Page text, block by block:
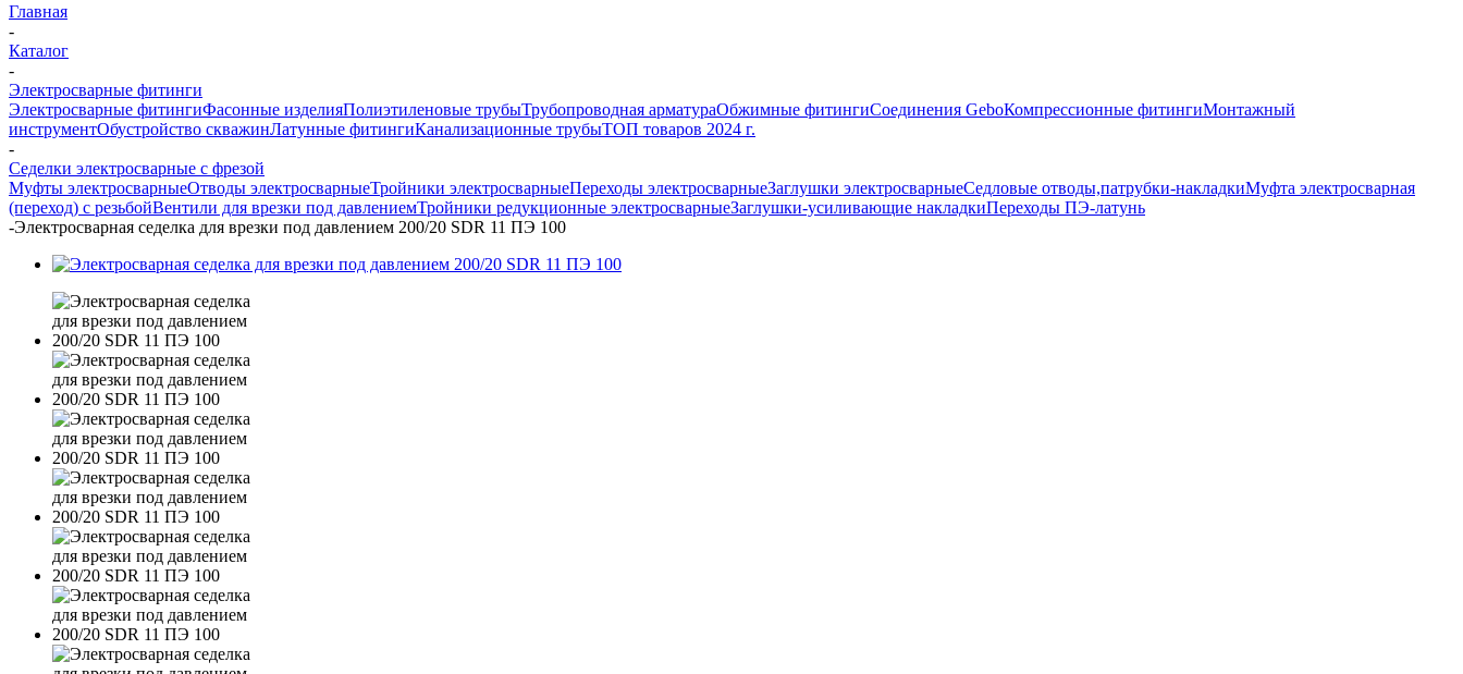
Главная
-
Каталог
-
Электросварные фитинги
Электросварные фитингиФасонные изделияПолиэтиленовые трубыТрубопроводная арматураОбжимные фитингиСоединения GeboКомпрессионные фитингиМонтажный
инструментОбустройство скважинЛатунные фитингиКанализационные трубыТОП товаров 2024 г.
-
Седелки электросварные с фрезой
Муфты электросварныеОтводы электросварныеТройники электросварныеПереходы электросварныеЗаглушки электросварныеСедловые отводы,патрубки-накладкиМуфта электросварная
(переход) с резьбойВентили для врезки под давлениемТройники редукционные электросварныеЗаглушки-усиливающие накладкиПереходы ПЭ-латунь
-Электросварная седелка для врезки под давлением 200/20 SDR 11 ПЭ 100